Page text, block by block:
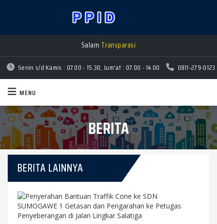
Salam Transparasi
Senin s/d Kamis : 07.00 - 15.30, Jum'at : 07.00 - 14.00 0811-279-0123
MENU
BERITA
BERITA LAINNYA